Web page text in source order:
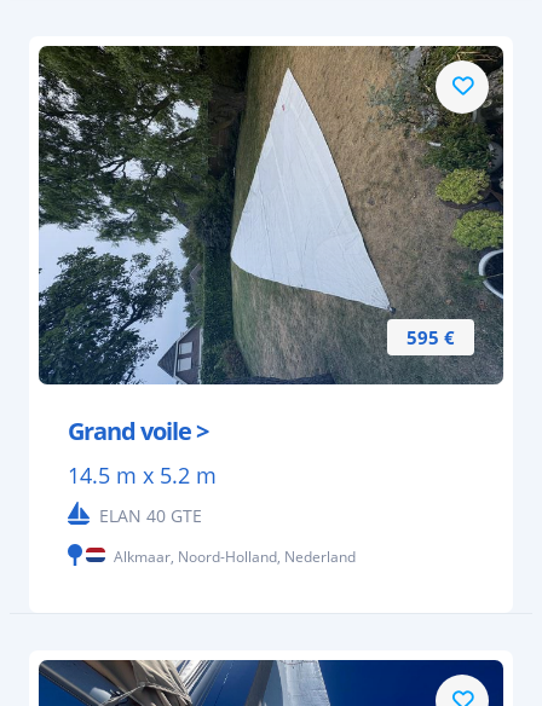
595 €
Grand voile >
14.5 m x 5.2 m
ELAN 40 GTE
Alkmaar, Noord-Holland, Nederland